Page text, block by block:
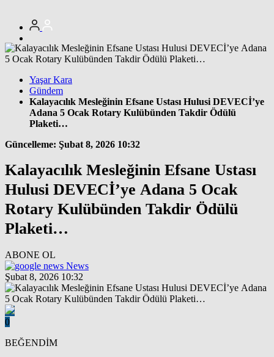
Yaşar Kara
Gündem
Kalayacılık Mesleğinin Efsane Ustası Hulusi DEVECİ’ye
Adana 5 Ocak Rotary Kulübünden Takdir Ödülü
Plaketi…
Güncelleme: Şubat 8, 2026 10:32
Kalayacılık Mesleğinin Efsane Ustası
Hulusi DEVECİ’ye Adana 5 Ocak
Rotary Kulübünden Takdir Ödülü
Plaketi…
ABONE OL
News
Şubat 8, 2026 10:32
0
BEĞENDİM